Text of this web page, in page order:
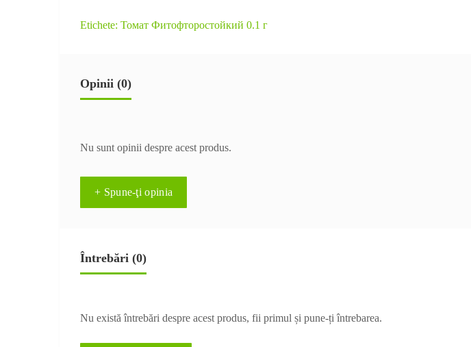
Etichete: Томат Фитофторостойкий 0.1 г
Opinii (0)
Nu sunt opinii despre acest produs.
+ Spune-ţi opinia
Întrebări (0)
Nu există întrebări despre acest produs, fii primul și pune-ți întrebarea.